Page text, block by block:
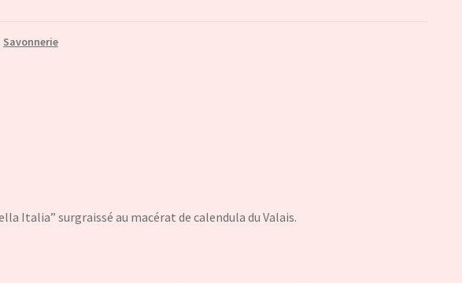
Savonnerie
Italia” surgraissé au macérat de calendula du Valais.